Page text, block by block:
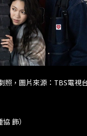
照，圖片來源：​TBS​電視
飾）​